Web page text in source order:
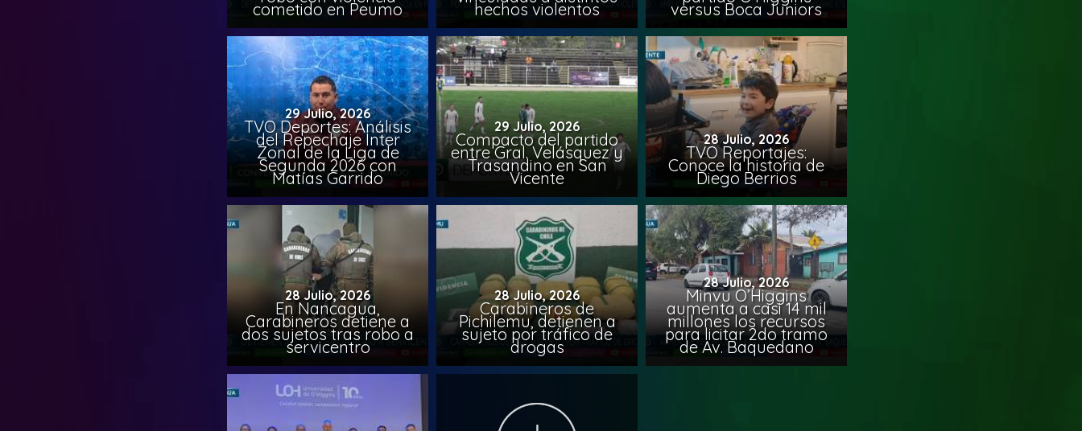
cometido en Peumo hechos violentos versus Boca Juniors
29 Julio, 2026
TVO Deportes: Análisis
del Repechaje Inter
Zonal de la Liga de
Segunda 2026 con
Matías Garrido
29 Julio, 2026
Compacto del partido
entre Gral. Velásquez y
Trasandino en San
Vicente
28 Julio, 2026
TVO Reportajes:
Conoce la historia de
Diego Berrios
28 Julio, 2026
En Nancagua,
Carabineros detiene a
dos sujetos tras robo a
servicentro
28 Julio, 2026
Carabineros de
Pichilemu, detienen a
sujeto por tráfico de
drogas
28 Julio, 2026
Minvu O’Higgins
aumenta a casi 14 mil
millones los recursos
para licitar 2do tramo
de Av. Baquedano